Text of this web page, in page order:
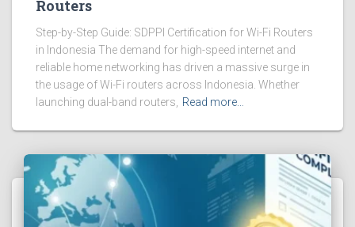
Routers
Step-by-Step Guide: SDPPI Certification for Wi-Fi Routers
in Indonesia The demand for high-speed internet and
reliable home networking has driven a massive surge in
the usage of Wi-Fi routers across Indonesia. Whether
launching dual-band routers, Read more…